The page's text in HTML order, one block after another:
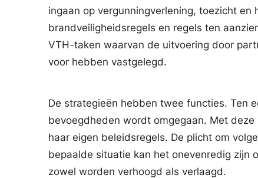
ingaan op vergunningverlening, toezicht
brandveiligheidsregels en regels ten
VTH-taken waarvan de uitvoering door
voor hebben vastgelegd.
De strategieën hebben twee functies. Ten
bevoegdheden wordt omgegaan. Met
haar eigen beleidsregels. De plicht om
bepaalde situatie kan het onevenredig zijn
zowel worden verhoogd als verlaagd.